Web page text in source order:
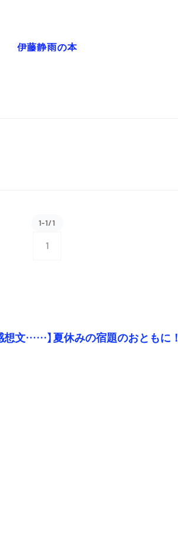
伊藤静雨の本
1-1/1
1
想文……】夏休みの宿題のおともに！